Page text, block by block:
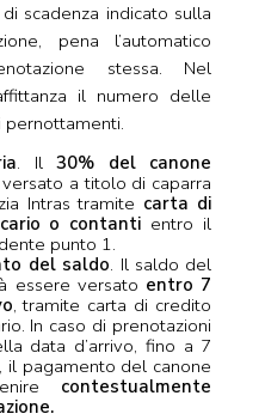
scadenza indicato sulla
pena l’automatico
stessa. Nel
il numero delle
. Il30% del canone
a titolo di caparra
Intras tramite carta di
o contanti entro il
punto 1.
del saldo. Il saldo del
essere versato entro 7
, tramite carta di credito
In caso di prenotazioni
data d’arrivo, fino a 7
il pagamento del canone
contestualmente